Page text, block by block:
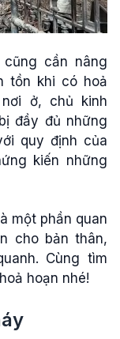
cần nâng
tồn khi có hoả
ở, chủ kinh
đầy đủ những
quy định của
kiến những
một phần quan
cho bản thân,
Cùng tìm
hoạn nhé!